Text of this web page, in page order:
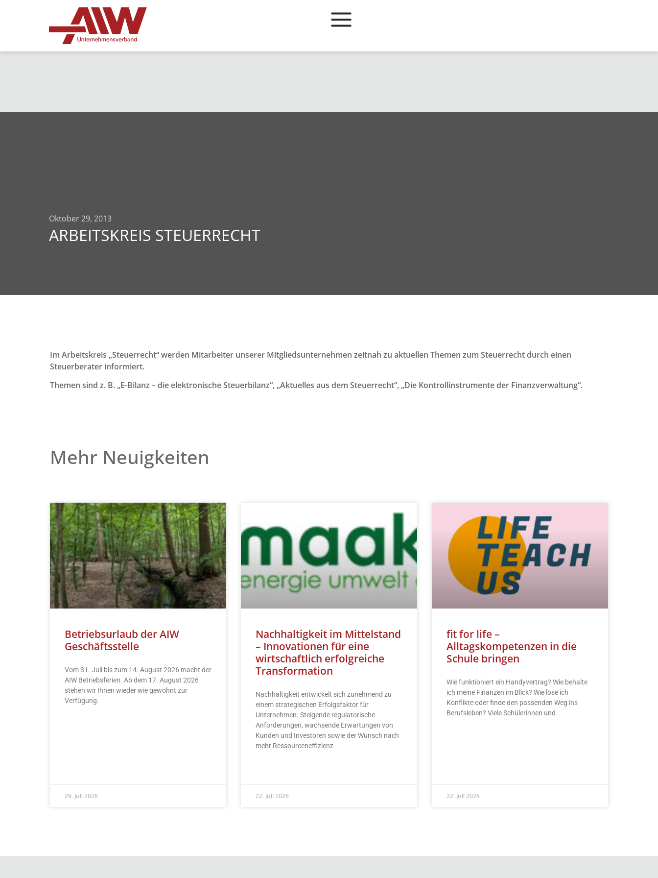
Oktober 29, 2013
ARBEITSKREIS STEUERRECHT
Im Arbeitskreis „Steuerrecht“ werden Mitarbeiter unserer Mitgliedsunternehmen zeitnah zu aktuellen Themen zum Steuerrecht durch einen
Steuerberater informiert.
Themen sind z. B. „E-Bilanz – die elektronische Steuerbilanz“, „Aktuelles aus dem Steuerrecht“, „Die Kontrollinstrumente der Finanzverwaltung“.
Mehr Neuigkeiten
Betriebsurlaub der AIW
Geschäftsstelle
Vom 31. Juli bis zum 14. August 2026 macht der
AIW Betriebsferien. Ab dem 17. August 2026
stehen wir Ihnen wieder wie gewohnt zur
Verfügung.
29. Juli 2026
Nachhaltigkeit im Mittelstand
– Innovationen für eine
wirtschaftlich erfolgreiche
Transformation
Nachhaltigkeit entwickelt sich zunehmend zu
einem strategischen Erfolgsfaktor für
Unternehmen. Steigende regulatorische
Anforderungen, wachsende Erwartungen von
Kunden und Investoren sowie der Wunsch nach
mehr Ressourceneffizienz
22. Juli 2026
fit for life –
Alltagskompetenzen in die
Schule bringen
Wie funktioniert ein Handyvertrag? Wie behalte
ich meine Finanzen im Blick? Wie löse ich
Konflikte oder finde den passenden Weg ins
Berufsleben? Viele Schülerinnen und
22. Juli 2026